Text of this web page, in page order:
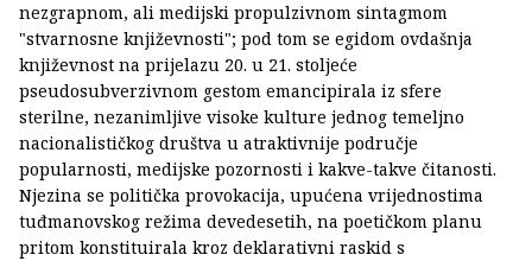
nezgrapnom, ali medijski propulzivnom sintagmom
"stvarnosne književnosti"; pod tom se egidom ovdašnja
književnost na prijelazu 20. u 21. stoljeće
pseudosubverzivnom gestom emancipirala iz sfere
sterilne, nezanimljive visoke kulture jednog temeljno
nacionalističkog društva u atraktivnije područje
popularnosti, medijske pozornosti i kakve-takve čitanosti.
Njezina se politička provokacija, upućena vrijednostima
tuđmanovskog režima devedesetih, na poetičkom planu
pritom konstituirala kroz deklarativni raskid s